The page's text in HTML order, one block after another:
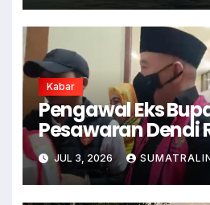
Kabar
Pengawal Eks
Pesawaran Dendi
Pukul Kamera
JUL 3, 2026